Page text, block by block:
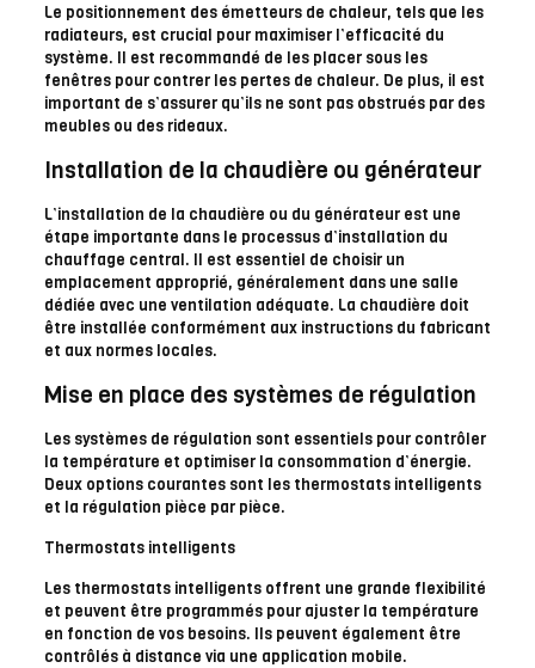
Le positionnement des émetteurs de chaleur, tels que les
radiateurs, est crucial pour maximiser l’efficacité du
système. Il est recommandé de les placer sous les
fenêtres pour contrer les pertes de chaleur. De plus, il est
important de s’assurer qu’ils ne sont pas obstrués par des
meubles ou des rideaux.
Installation de la chaudière ou générateur
L’installation de la chaudière ou du générateur est une
étape importante dans le processus d’installation du
chauffage central. Il est essentiel de choisir un
emplacement approprié, généralement dans une salle
dédiée avec une ventilation adéquate. La chaudière doit
être installée conformément aux instructions du fabricant
et aux normes locales.
Mise en place des systèmes de régulation
Les systèmes de régulation sont essentiels pour contrôler
la température et optimiser la consommation d’énergie.
Deux options courantes sont les thermostats intelligents
et la régulation pièce par pièce.
Thermostats intelligents
Les thermostats intelligents offrent une grande flexibilité
et peuvent être programmés pour ajuster la température
en fonction de vos besoins. Ils peuvent également être
contrôlés à distance via une application mobile.